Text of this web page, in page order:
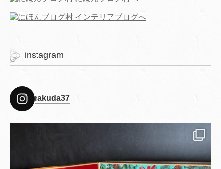
instagram
rakuda37